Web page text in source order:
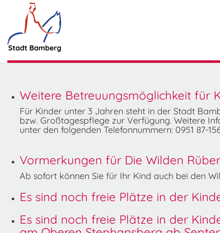
Weitere Betreuungsmöglichkeit für
Für Kinder unter 3 Jahren steht in der Stadt
bzw. Großtagespflege zur Verfügung. Weitere
unter den folgenden Telefonnummern: 0951 87-
Vormerkungen für Die Wilden
Ab sofort können Sie für Ihr Kind auch bei den
Es sind noch freie Plätze in der
Es sind noch freie Plätze in der